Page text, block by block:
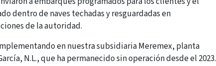
dentro de naves techadas y resguardadas en
de la autoridad.
en nuestra subsidiaria Meremex, planta
N.L., que ha permanecido sin operación desde el 2023.